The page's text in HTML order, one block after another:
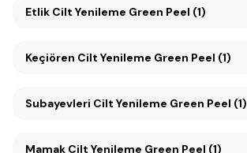
Etlik Cilt Yenileme Green Peel (1)
Keçiören Cilt Yenileme Green Peel (1)
Subayevleri Cilt Yenileme Green Peel (1)
Mamak Cilt Yenileme Green Peel (1)